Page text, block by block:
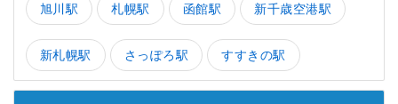
旭川駅 札幌駅 函館駅 新千歳空港駅
新札幌駅 さっぽろ駅 すすきの駅